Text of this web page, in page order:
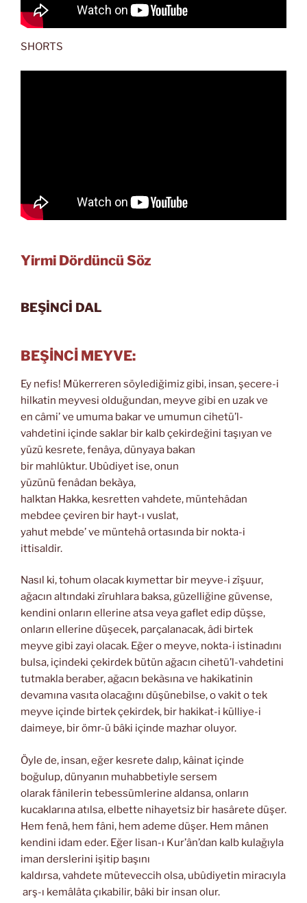
SHORTS
Yirmi Dördüncü Söz
BEŞİNCİ DAL
BEŞİNCİ MEYVE:
Ey nefis! Mükerreren söylediğimiz gibi, insan, şecere-i
hilkatin meyvesi olduğundan, meyve gibi en uzak ve
en câmi’ ve umuma bakar ve umumun cihetü’l-
vahdetini içinde saklar bir kalb çekirdeğini taşıyan ve
yüzü kesrete, fenâya, dünyaya bakan
bir mahlûktur. Ubûdiyet ise, onun
yüzünü fenâdan bekàya,
halktan Hakka, kesretten vahdete, müntehâdan
mebdee çeviren bir hayt-ı vuslat,
yahut mebde’ ve müntehâ ortasında bir nokta-i
ittisaldir.
Nasıl ki, tohum olacak kıymettar bir meyve-i zîşuur,
ağacın altındaki zîruhlara baksa, güzelliğine güvense,
kendini onların ellerine atsa veya gaflet edip düşse,
onların ellerine düşecek, parçalanacak, âdi birtek
meyve gibi zayi olacak. Eğer o meyve, nokta-i istinadını
bulsa, içindeki çekirdek bütün ağacın cihetü’l-vahdetini
tutmakla beraber, ağacın bekàsına ve hakikatinin
devamına vasıta olacağını düşünebilse, o vakit o tek
meyve içinde birtek çekirdek, bir hakikat-i külliye-i
daimeye, bir ömr-ü bâki içinde mazhar oluyor.
Öyle de, insan, eğer kesrete dalıp, kâinat içinde
boğulup, dünyanın muhabbetiyle sersem
olarak fânilerin tebessümlerine aldansa, onların
kucaklarına atılsa, elbette nihayetsiz bir hasârete düşer.
Hem fenâ, hem fâni, hem ademe düşer. Hem mânen
kendini idam eder. Eğer lisan-ı Kur’ân’dan kalb kulağıyla
iman derslerini işitip başını
kaldırsa, vahdete müteveccih olsa, ubûdiyetin miracıyla
arş-ı kemâlâta çıkabilir, bâki bir insan olur.